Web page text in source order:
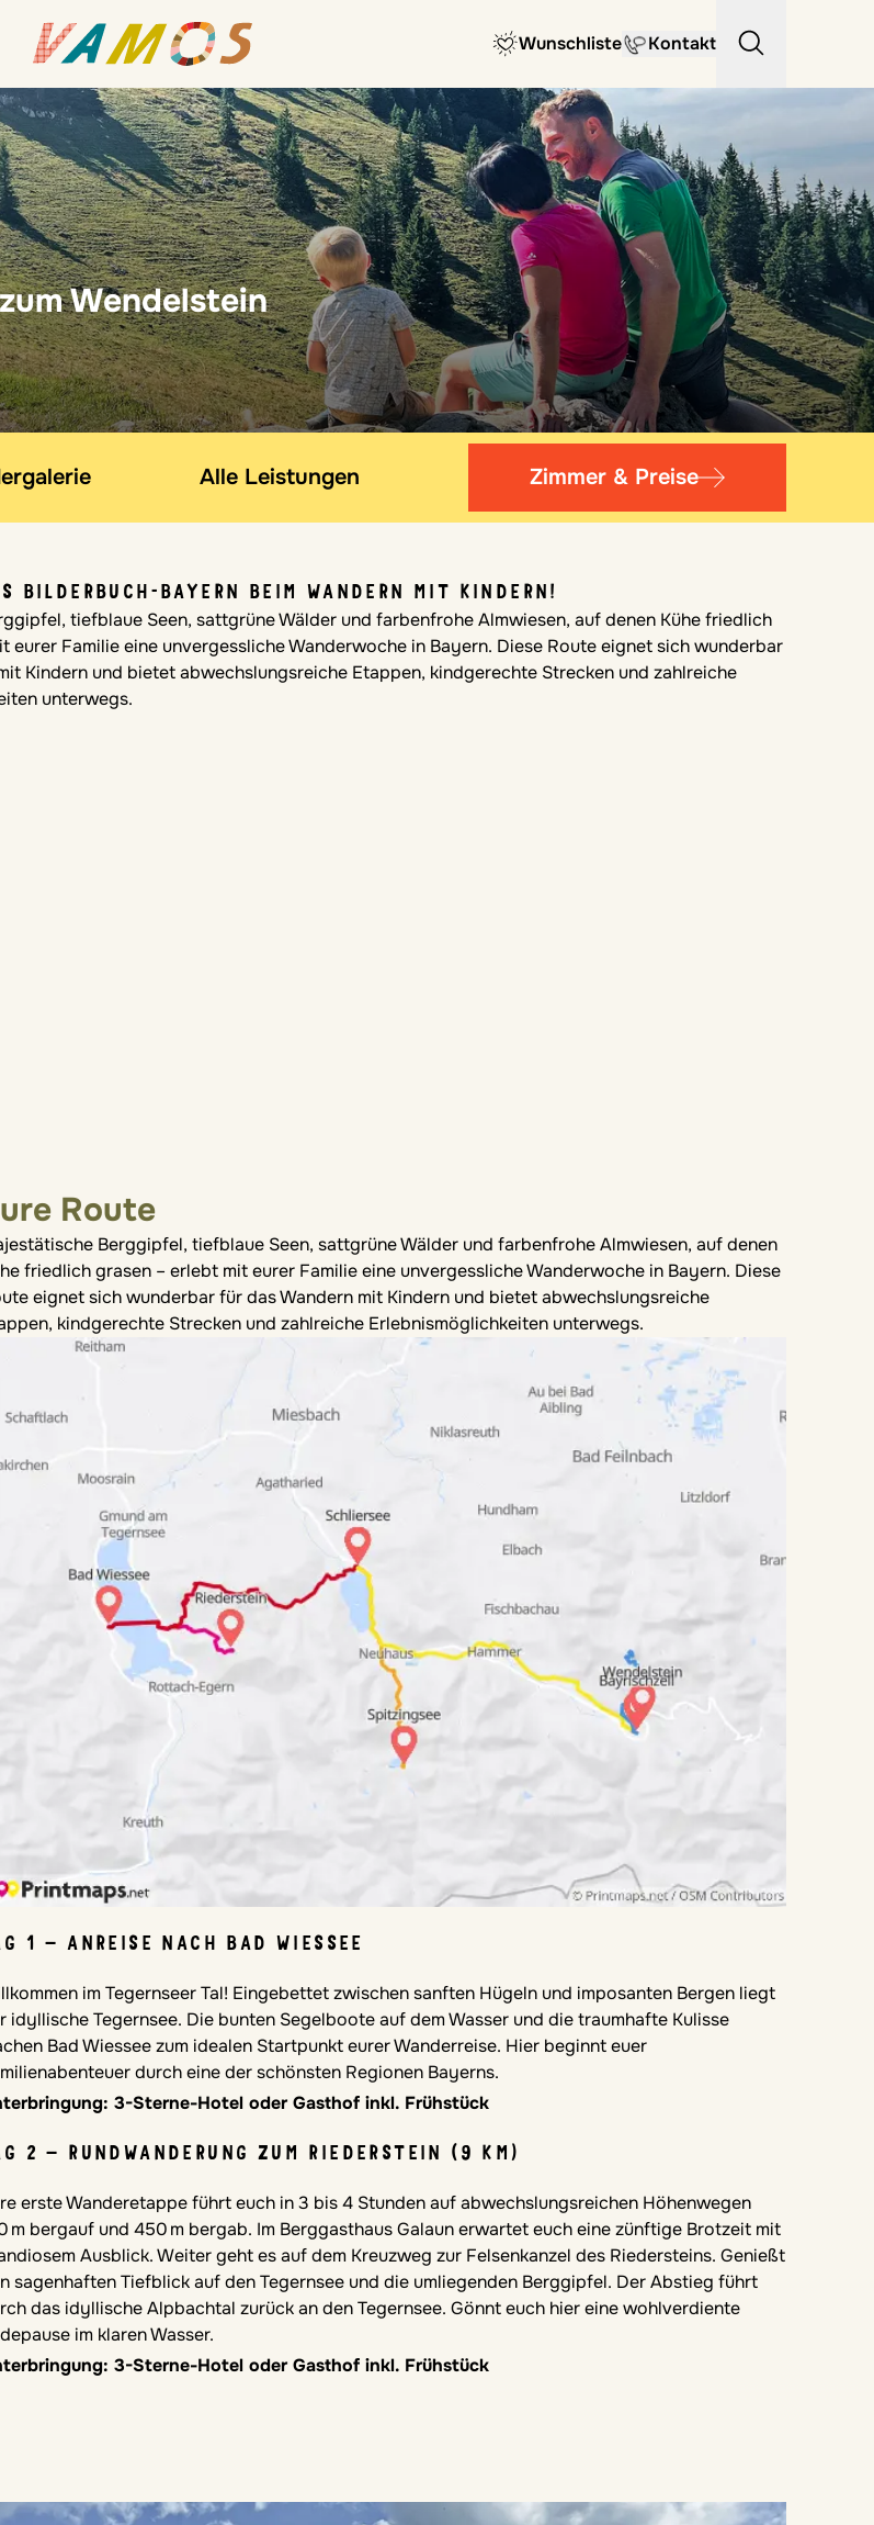
Wunschliste Kontakt
Wendelstein
Alle Leistungen Zimmer & Preise
BILDERBUCH-BAYERN BEIM WANDERN MIT KINDERN!
tiefblaue Seen, sattgrüne Wälder und farbenfrohe Almwiesen, auf denen Kühe friedlich
eurer Familie eine unvergessliche Wanderwoche in Bayern. Diese Route eignet sich wunderbar
Kindern und bietet abwechslungsreiche Etappen, kindgerechte Strecken und zahlreiche
unterwegs.
Route
Berggipfel, tiefblaue Seen, sattgrüne Wälder und farbenfrohe Almwiesen, auf denen
friedlich grasen – erlebt mit eurer Familie eine unvergessliche Wanderwoche in Bayern. Diese
eignet sich wunderbar für das Wandern mit Kindern und bietet abwechslungsreiche
kindgerechte Strecken und zahlreiche Erlebnismöglichkeiten unterwegs.
1 – ANREISE NACH BAD WIESSEE
im Tegernseer Tal! Eingebettet zwischen sanften Hügeln und imposanten Bergen liegt
idyllische Tegernsee. Die bunten Segelboote auf dem Wasser und die traumhafte Kulisse
Bad Wiessee zum idealen Startpunkt eurer Wanderreise. Hier beginnt euer
durch eine der schönsten Regionen Bayerns.
3-Sterne-Hotel oder Gasthof inkl. Frühstück
2 – RUNDWANDERUNG ZUM RIEDERSTEIN (9 KM)
erste Wanderetappe führt euch in 3 bis 4 Stunden auf abwechslungsreichen Höhenwegen
m bergauf und 450 m bergab. Im Berggasthaus Galaun erwartet euch eine zünftige Brotzeit mit
Ausblick. Weiter geht es auf dem Kreuzweg zur Felsenkanzel des Riedersteins. Genießt
sagenhaften Tiefblick auf den Tegernsee und die umliegenden Berggipfel. Der Abstieg führt
das idyllische Alpbachtal zurück an den Tegernsee. Gönnt euch hier eine wohlverdiente
im klaren Wasser.
3-Sterne-Hotel oder Gasthof inkl. Frühstück